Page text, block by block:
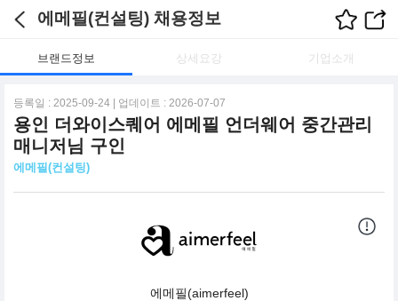
에메필(컨설팅) 채용정보
브랜드정보 상세요강 기업소개
등록일 : 2025-09-24 | 업데이트 : 2026-07-07
용인 더와이스퀘어 에메필 언더웨어 중간관리
매니저님 구인
에메필(컨설팅)
에메필(aimerfeel)